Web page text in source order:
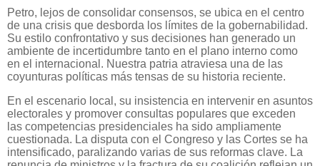
Petro, lejos de consolidar consensos, se ubica en el centro
de una crisis que desborda los límites de la gobernabilidad.
Su estilo confrontativo y sus decisiones han generado un
ambiente de incertidumbre tanto en el plano interno como
en el internacional. Nuestra patria atraviesa una de las
coyunturas políticas más tensas de su historia reciente.
En el escenario local, su insistencia en intervenir en asuntos
electorales y promover consultas populares que exceden
las competencias presidenciales ha sido ampliamente
cuestionada. La disputa con el Congreso y las Cortes se ha
intensificado, paralizando varias de sus reformas clave. La